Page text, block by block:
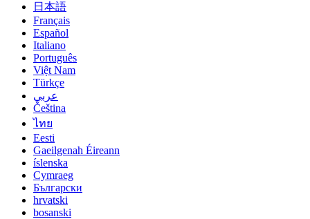
日本語
Français
Español
Italiano
Português
Việt Nam
Türkçe
عربي
Čeština
ไทย
Eesti
Gaeilgenah Éireann
íslenska
Cymraeg
Български
hrvatski
bosanski